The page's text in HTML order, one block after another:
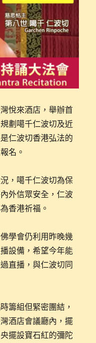
悅來酒店，舉辦首
劃噶千仁波切及近
仁波切香港弘法的
名。
，噶千仁波切為保
外信眾安全，仁波
香港祈福。
學會仍利用昨晚幾
設備，希望今年能
直播，與仁波切同
籌組但緊密團結，
酒店會議廳內，擺
擺設寶石紅的彌陀